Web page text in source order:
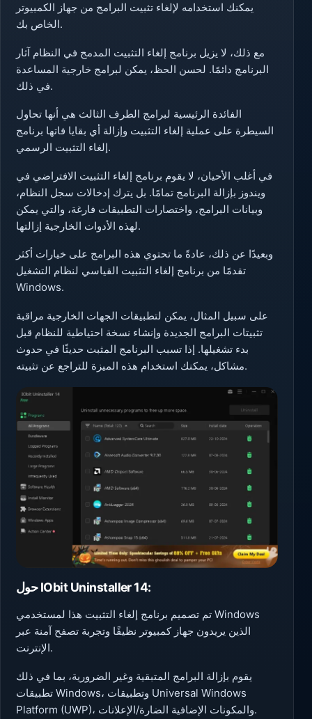
يمكنك استخدامه لإلغاء تثبيت البرامج من جهاز الكمبيوتر
الخاص بك.
مع ذلك، لا يزيل برنامج إلغاء التثبيت المدمج في النظام آثار
البرنامج دائمًا. لحسن الحظ، يمكن لبرامج خارجية المساعدة
في ذلك.
الفائدة الرئيسية لبرامج الطرف الثالث هي أنها تحاول
السيطرة على عملية إلغاء التثبيت وإزالة أي بقايا فاتها برنامج
إلغاء التثبيت الرسمي.
في أغلب الأحيان، لا يقوم برنامج إلغاء التثبيت الافتراضي في
ويندوز بإزالة البرنامج تمامًا. بل يترك إدخالات سجل النظام،
وبيانات البرامج، واختصارات التطبيقات فارغة، والتي يمكن
لهذه الأدوات الخارجية إزالتها.
وبعيدًا عن ذلك، عادةً ما تحتوي هذه البرامج على خيارات أكثر
تقدمًا من برنامج إلغاء التثبيت القياسي لنظام التشغيل
Windows.
على سبيل المثال، يمكن لتطبيقات الجهات الخارجية مراقبة
تثبيتات البرامج الجديدة وإنشاء نسخة احتياطية للنظام قبل
بدء تشغيلها. إذا تسبب البرنامج المثبت حديثًا في حدوث
مشاكل، يمكنك استخدام هذه الميزة للتراجع عن تثبيته.
حول IObit Uninstaller 14:
تم تصميم برنامج إلغاء التثبيت هذا لمستخدمي Windows
الذين يريدون جهاز كمبيوتر نظيفًا وتجربة تصفح آمنة عبر
الإنترنت.
يقوم بإزالة البرامج المتبقية وغير الضرورية، بما في ذلك
تطبيقات Windows، وتطبيقات Universal Windows
Platform (UWP)، والمكونات الإضافية الضارة/الإعلانات.